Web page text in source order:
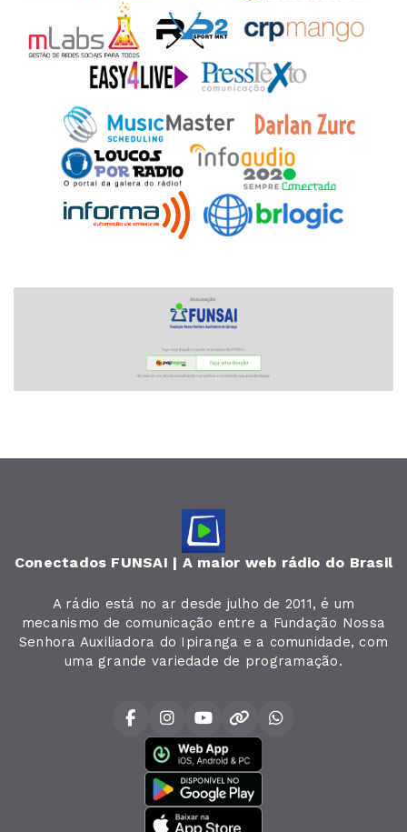
Conectados FUNSAI | A maior web rádio do Brasil
A rádio está no ar desde julho de 2011, é um
mecanismo de comunicação entre a Fundação Nossa
Senhora Auxiliadora do Ipiranga e a comunidade, com
uma grande variedade de programação.